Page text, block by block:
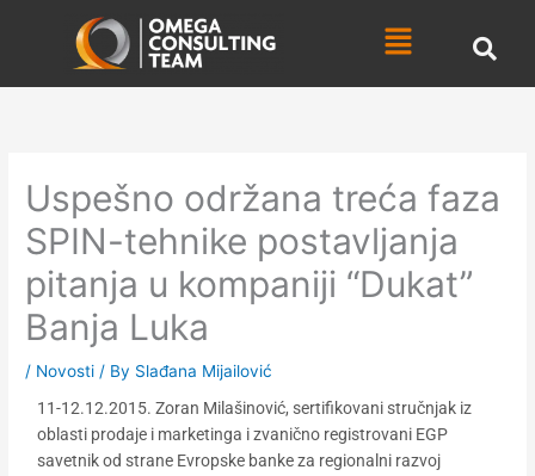
Menu
Uspešno održana treća faza
SPIN-tehnike postavljanja
pitanja u kompaniji “Dukat”
Banja Luka
/ Novosti / By Slađana Mijailović
11-12.12.2015. Zoran Milašinović, sertifikovani stručnjak iz
oblasti prodaje i marketinga i zvanično registrovani EGP
savetnik od strane Evropske banke za regionalni razvoj